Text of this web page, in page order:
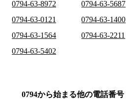
0794-63-8972
0794-63-5687
0794-63-0121
0794-63-1400
0794-63-1564
0794-63-2211
0794-63-5402
0794から始まる他の電話番号